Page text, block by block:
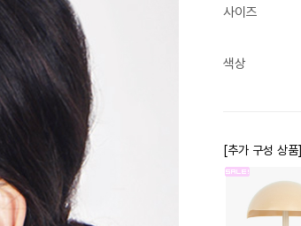
사이즈
색상
[추가 구성 상품]